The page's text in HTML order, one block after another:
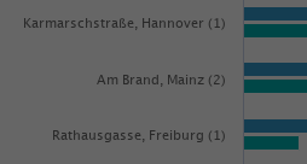
Am Brand, Mainz (2)
Karmarschstraße, Hannover (1)
Rathausgasse, Freiburg (1)